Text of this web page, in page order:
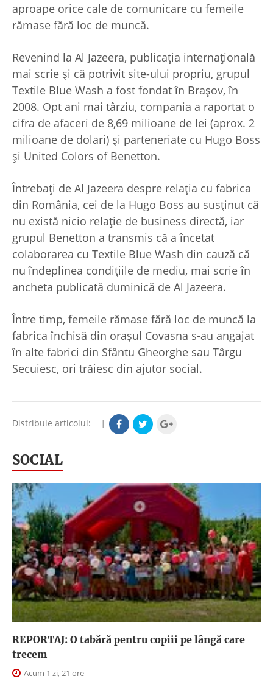
aproape orice cale de comunicare cu femeile
rămase fără loc de muncă.
Revenind la Al Jazeera, publicația internațională
mai scrie și că potrivit site-ului propriu, grupul
Textile Blue Wash a fost fondat în Brașov, în
2008. Opt ani mai târziu, compania a raportat o
cifra de afaceri de 8,69 milioane de lei (aprox. 2
milioane de dolari) și parteneriate cu Hugo Boss
și United Colors of Benetton.
Întrebați de Al Jazeera despre relația cu fabrica
din România, cei de la Hugo Boss au susținut că
nu există nicio relație de business directă, iar
grupul Benetton a transmis că a încetat
colaborarea cu Textile Blue Wash din cauză că
nu îndeplinea condițiile de mediu, mai scrie în
ancheta publicată duminică de Al Jazeera.
Între timp, femeile rămase fără loc de muncă la
fabrica închisă din orașul Covasna s-au angajat
în alte fabrici din Sfântu Gheorghe sau Târgu
Secuiesc, ori trăiesc din ajutor social.
Distribuie articolul: |
SOCIAL
REPORTAJ: O tabără pentru copiii pe lângă care
trecem
Acum 1 zi, 21 ore